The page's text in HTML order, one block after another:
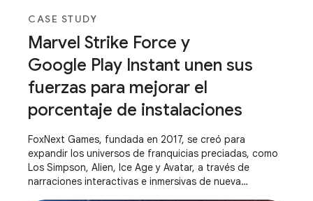
CASE STUDY
Marvel Strike Force y
Google Play Instant unen sus
fuerzas para mejorar el
porcentaje de instalaciones
FoxNext Games, fundada en 2017, se creó para
expandir los universos de franquicias preciadas, como
Los Simpson, Alien, Ice Age y Avatar, a través de
narraciones interactivas e inmersivas de nueva